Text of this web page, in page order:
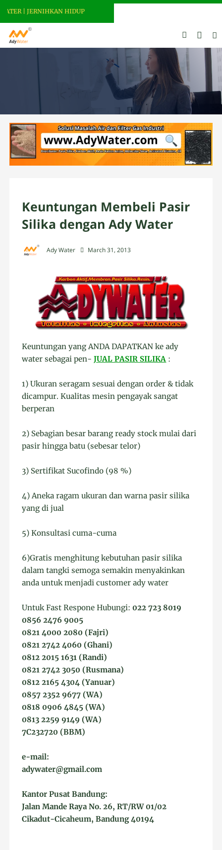
| JERNIHKAN HIDUP
Keuntungan Membeli Pasir
Silika dengan Ady Water
Ady Water March 31, 2013
Keuntungan yang ANDA DAPATKAN ke ady
water sebagai pen-JUAL PASIR SILIKA :
1) Ukuran seragam sesuai dengan order & tidak
dicampur. Kualitas mesin pengayak sangat
berperan
2) Sebagian besar barang ready stock mulai dari
pasir hingga batu (sebesar telor)
3) Sertifikat Sucofindo (98 %)
4) Aneka ragam ukuran dan warna pasir silika
yang di jual
5) Konsultasi cuma-cuma
6)Gratis menghitung kebutuhan pasir silika
dalam tangki semoga semakin menyakinkan
anda untuk menjadi customer ady water
Untuk Fast Respone Hubungi: 022 723 8019
0856 2476 9005
0821 4000 2080 (Fajri)
0821 2742 4060 (Ghani)
0812 2015 1631 (Randi)
0821 2742 3050 (Rusmana)
0812 2165 4304 (Yanuar)
0857 2352 9677 (WA)
0818 0906 4845 (WA)
0813 2259 9149 (WA)
7C232720 (BBM)
e-mail:
adywater@gmail.com
Kantor Pusat Bandung:
Jalan Mande Raya No. 26, RT/RW 01/02
Cikadut-Cicaheum, Bandung 40194